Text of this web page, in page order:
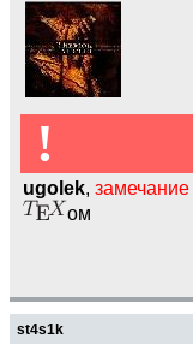
!
ugolek, замечание
ом
st4s1k